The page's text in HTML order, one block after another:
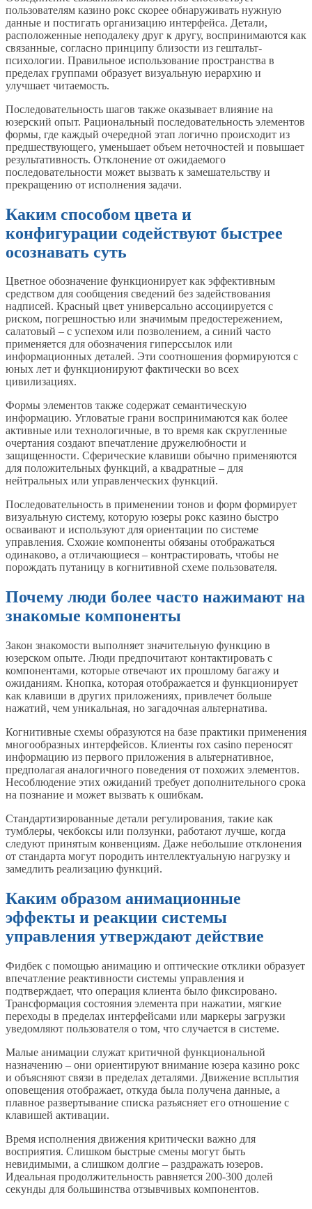
пользователям казино рокс скорее обнаруживать нужную
данные и постигать организацию интерфейса. Детали,
расположенные неподалеку друг к другу, воспринимаются как
связанные, согласно принципу близости из гештальт-
психологии. Правильное использование пространства в
пределах группами образует визуальную иерархию и
улучшает читаемость.
Последовательность шагов также оказывает влияние на
юзерский опыт. Рациональный последовательность элементов
формы, где каждый очередной этап логично происходит из
предшествующего, уменьшает объем неточностей и повышает
результативность. Отклонение от ожидаемого
последовательности может вызвать к замешательству и
прекращению от исполнения задачи.
Каким способом цвета и
конфигурации содействуют быстрее
осознавать суть
Цветное обозначение функционирует как эффективным
средством для сообщения сведений без задействования
надписей. Красный цвет универсально ассоциируется с
риском, погрешностью или значимым предостережением,
салатовый – с успехом или позволением, а синий часто
применяется для обозначения гиперссылок или
информационных деталей. Эти соотношения формируются с
юных лет и функционируют фактически во всех
цивилизациях.
Формы элементов также содержат семантическую
информацию. Угловатые грани воспринимаются как более
активные или технологичные, в то время как скругленные
очертания создают впечатление дружелюбности и
защищенности. Сферические клавиши обычно применяются
для положительных функций, а квадратные – для
нейтральных или управленческих функций.
Последовательность в применении тонов и форм формирует
визуальную систему, которую юзеры рокс казино быстро
осваивают и используют для ориентации по системе
управления. Схожие компоненты обязаны отображаться
одинаково, а отличающиеся – контрастировать, чтобы не
порождать путаницу в когнитивной схеме пользователя.
Почему люди более часто нажимают на
знакомые компоненты
Закон знакомости выполняет значительную функцию в
юзерском опыте. Люди предпочитают контактировать с
компонентами, которые отвечают их прошлому багажу и
ожиданиям. Кнопка, которая отображается и функционирует
как клавиши в других приложениях, привлечет больше
нажатий, чем уникальная, но загадочная альтернатива.
Когнитивные схемы образуются на базе практики применения
многообразных интерфейсов. Клиенты rox casino переносят
информацию из первого приложения в альтернативное,
предполагая аналогичного поведения от похожих элементов.
Несоблюдение этих ожиданий требует дополнительного срока
на познание и может вызвать к ошибкам.
Стандартизированные детали регулирования, такие как
тумблеры, чекбоксы или ползунки, работают лучше, когда
следуют принятым конвенциям. Даже небольшие отклонения
от стандарта могут породить интеллектуальную нагрузку и
замедлить реализацию функций.
Каким образом анимационные
эффекты и реакции системы
управления утверждают действие
Фидбек с помощью анимацию и оптические отклики образует
впечатление реактивности системы управления и
подтверждает, что операция клиента было фиксировано.
Трансформация состояния элемента при нажатии, мягкие
переходы в пределах интерфейсами или маркеры загрузки
уведомляют пользователя о том, что случается в системе.
Малые анимации служат критичной функциональной
назначению – они ориентируют внимание юзера казино рокс
и объясняют связи в пределах деталями. Движение всплытия
оповещения отображает, откуда была получена данные, а
плавное развертывание списка разъясняет его отношение с
клавишей активации.
Время исполнения движения критически важно для
восприятия. Слишком быстрые смены могут быть
невидимыми, а слишком долгие – раздражать юзеров.
Идеальная продолжительность равняется 200-300 долей
секунды для большинства отзывчивых компонентов.